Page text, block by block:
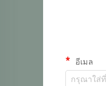
อีเมล